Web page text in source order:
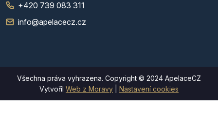
+420 739 083 311
info@apelacecz.cz
Všechna práva vyhrazena. Copyright © 2024 ApelaceCZ
Vytvořil Web z Moravy Nastavení cookies